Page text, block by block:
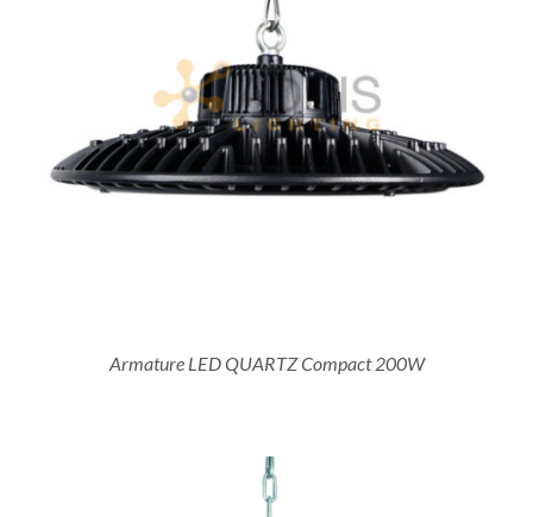
Armature LED QUARTZ Compact 200W